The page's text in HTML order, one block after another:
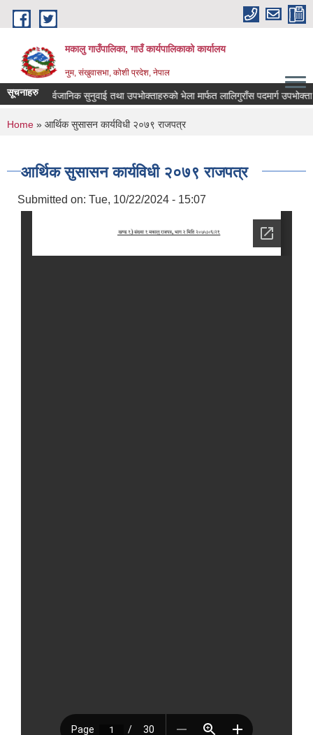
Skip to main content
मकालु गाउँपालिका, गाउँ कार्यपालिकाको कार्यालय
नुम, संखुवासभा, कोशी प्रदेश, नेपाल
सूचनाहरुसार्वजानिक सुनुवाई तथा उपभोक्ताहरुको भेला मार्फत लालिगुराँस पदमार्ग उपभोक्ता
You are here
Home » आर्थिक सुसासन कार्यविधी २०७९ राजपत्र
आर्थिक सुसासन कार्यविधी २०७९ राजपत्र
Submitted on: Tue, 10/22/2024 - 15:07